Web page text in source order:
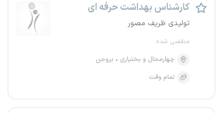
کارشناس بهداشت حرفه ای
تولیدی ظریف مصور
منقضی شده
چهارمحال و بختیاری
بروجن
تمام وقت